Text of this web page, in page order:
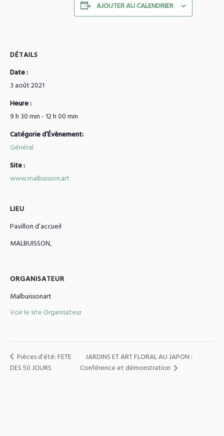
AJOUTER AU CALENDRIER
DÉTAILS
Date :
3 août 2021
Heure :
9 h 30 min - 12 h 00 min
Catégorie d’Évènement:
Général
Site :
www.malbuisson.art
LIEU
Pavillon d’accueil
MALBUISSON,
ORGANISATEUR
Malbuissonart
Voir le site Organisateur
Pièces d’été: FETE
DES 50 JOURS
JARDINS ET ART FLORAL AU JAPON :
Conférence et démonstration